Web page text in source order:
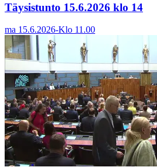
Täysistunto 15.6.2026 klo 14
ma 15.6.2026-Klo 11.00